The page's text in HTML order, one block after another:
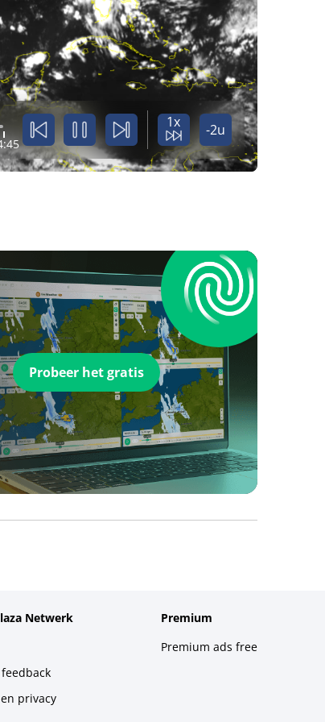
1x -2u
Probeer het gratis
Netwerk
privacy
Premium
Premium ads free